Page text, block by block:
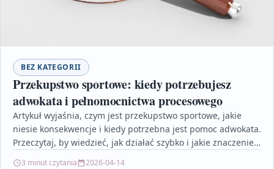
BEZ KATEGORII
Przekupstwo sportowe: kiedy potrzebujesz
adwokata i pełnomocnictwa procesowego
Artykuł wyjaśnia, czym jest przekupstwo sportowe, jakie
niesie konsekwencje i kiedy potrzebna jest pomoc adwokata.
Przeczytaj, by wiedzieć, jak działać szybko i jakie znaczenie…
3 minut czytania 2026-04-14